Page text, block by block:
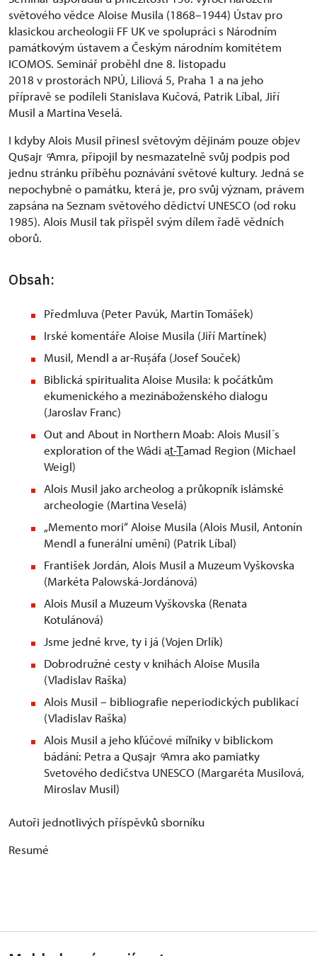
světového vědce Aloise Musila (1868–1944) Ústav pro
klasickou archeologii FF UK ve spolupráci s Národním
památkovým ústavem a Českým národním komitétem
ICOMOS. Seminář proběhl dne 8. listopadu
2018 v prostorách NPÚ, Liliová 5, Praha 1 a na jeho
přípravě se podíleli Stanislava Kučová, Patrik Líbal, Jiří
Musil a Martina Veselá.
I kdyby Alois Musil přinesl světovým dějinám pouze objev
Quṣajr ͨAmra, připojil by nesmazatelně svůj podpis pod
jednu stránku příběhu poznávání světové kultury. Jedná se
nepochybně o památku, která je, pro svůj význam, právem
zapsána na Seznam světového dědictví UNESCO (od roku
1985). Alois Musil tak přispěl svým dílem řadě vědních
oborů.
Obsah:
Předmluva (Peter Pavúk, Martin Tomášek)
Irské komentáře Aloise Musila (Jiří Martínek)
Musil, Mendl a ar-Rușáfa (Josef Souček)
Biblická spiritualita Aloise Musila: k počátkům
ekumenického a mezináboženského dialogu
(Jaroslav Franc)
Out and About in Northern Moab: Alois Musil´s
exploration of the Wâdi at̲-T̲amad Region (Michael
Weigl)
Alois Musil jako archeolog a průkopník islámské
archeologie (Martina Veselá)
„Memento mori“ Aloise Musila (Alois Musil, Antonín
Mendl a funerální umění) (Patrik Líbal)
František Jordán, Alois Musil a Muzeum Vyškovska
(Markéta Palowská-Jordánová)
Alois Musil a Muzeum Vyškovska (Renata
Kotulánová)
Jsme jedné krve, ty i já (Vojen Drlík)
Dobrodružné cesty v knihách Aloise Musila
(Vladislav Raška)
Alois Musil – bibliografie neperiodických publikací
(Vladislav Raška)
Alois Musil a jeho kľúčové míľniky v biblickom
bádání: Petra a Quṣajr ͨAmra ako pamiatky
Svetového dedičstva UNESCO (Margaréta Musilová,
Miroslav Musil)
Autoři jednotlivých příspěvků sborníku
Resumé